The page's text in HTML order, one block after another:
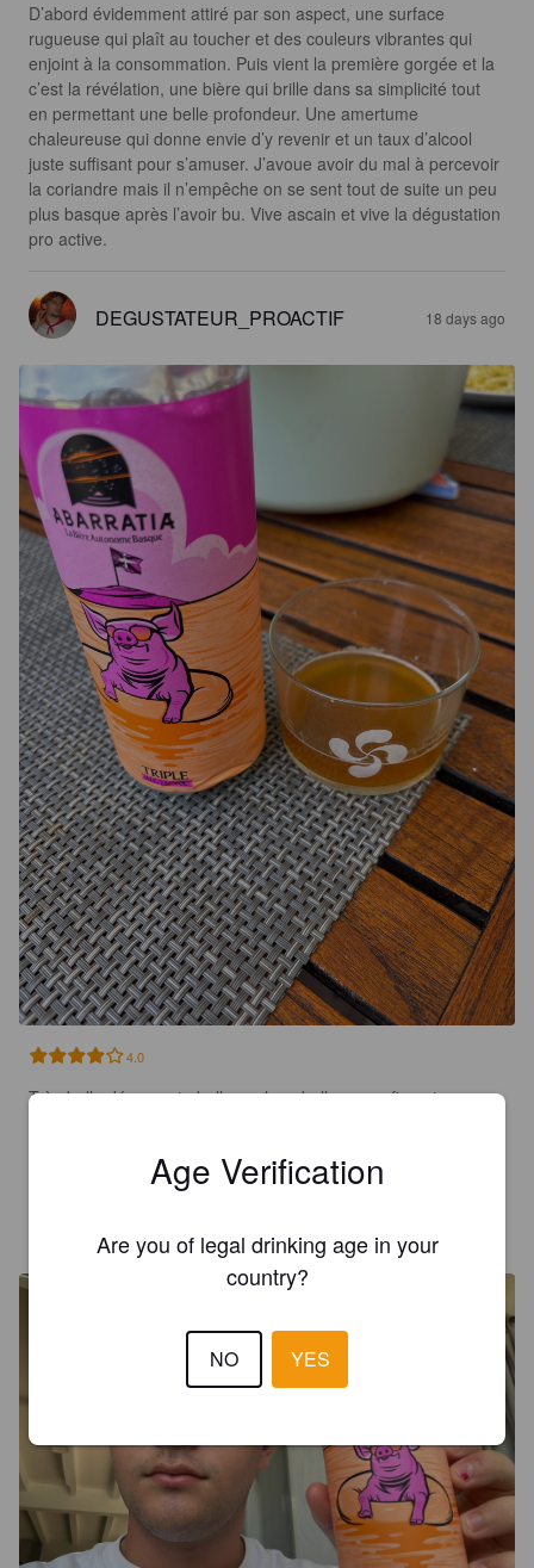
D’abord évidemment attiré par son aspect, une surface
rugueuse qui plaît au toucher et des couleurs vibrantes qui
enjoint à la consommation. Puis vient la première gorgée et la
c’est la révélation, une bière qui brille dans sa simplicité tout
en permettant une belle profondeur. Une amertume
chaleureuse qui donne envie d’y revenir et un taux d’alcool
juste suffisant pour s’amuser. J’avoue avoir du mal à percevoir
la coriandre mais il n’empêche on se sent tout de suite un peu
plus basque après l’avoir bu. Vive ascain et vive la dégustation
pro active.
DEGUSTATEUR_PROACTIF 18 days ago
4.0
Très belle découverte belle couleur, bulle assez fine et
Age Verification
Are you of legal drinking age in your
country?
NO YES